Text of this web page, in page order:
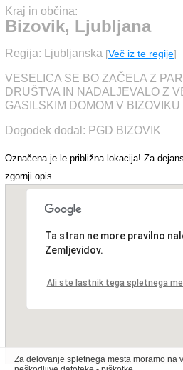
Kraj in občina:
Bizovik, Ljubljana
Regija: Ljubljanska [Več iz te regije]
VESELICA SE BO ZAČELA Z
DRUŠTVA IN NADALJEVALO Z
GASILSKIM DOMOM V BIZOVIKU
Dogodek dodal: PGD BIZOVIK
Označena je le približna lokacija! Za
zgornji opis.
Ta stran ne more pravilno
Zemljevidov.
Ali ste lastnik tega spletnega
Za delovanje spletnega mesta moramo na